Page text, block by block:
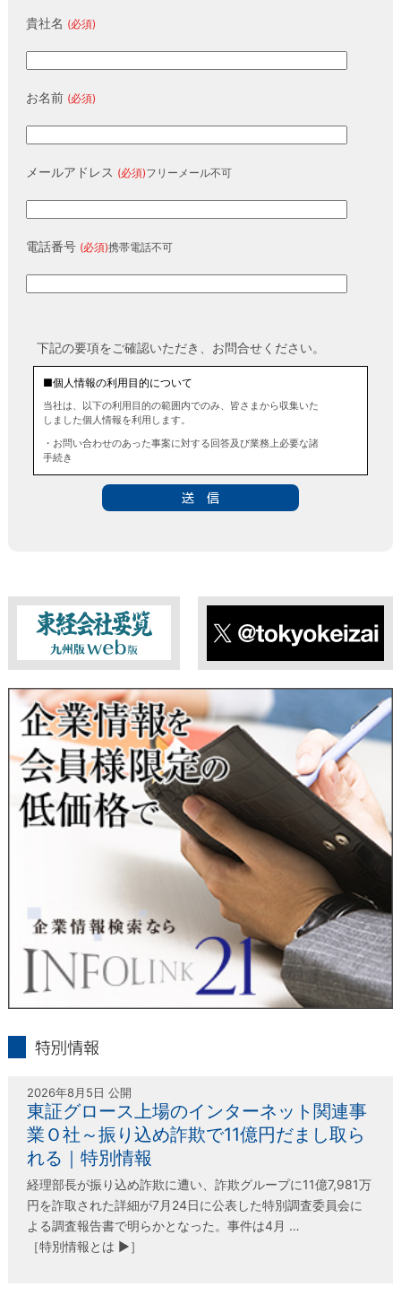
貴社名 (必須)
お名前 (必須)
メールアドレス (必須)フリーメール不可
電話番号 (必須)携帯電話不可
下記の要項をご確認いただき、お問合せください。
■個人情報の利用目的について
当社は、以下の利用目的の範囲内でのみ、皆さまから収集いた
しました個人情報を利用します。
・お問い合わせのあった事案に対する回答及び業務上必要な諸
手続き
■個人情報の第三者提供について
■ 個人情報提供の任意性及び留意点
個人情報のご提供は任意ですが、必要な個人情報をご提供いた
だけなかった場合は、上記利用目的を達成できない場合があり
ますのでご了承ください。
当社は、本人が自己の個人情報について、通知・開示・訂正・
追加・削除・利用停止・提供停止の希望がございましたら、本
人または代理人の請求応じて、個人データの通知・開示・訂
正・追加・削除・利用停止・提供停止の請求に応じます。
受付方法は、本人確認資料（運転免許証、パスポート何れかの
コピー）、「個人情報取扱申請書」「委任状」（代理人による
申請の場合のみ必要となります）を当社宛にお送り下さい。
＜個人情報保護に関するお問合せ・相談窓口＞
〒802-0004 北九州市小倉北区鍛冶町2丁目5-11（第一東経ビ
フリーダイヤル 0120-55-9986
受付時間 平日9：00～17：00
東経会社要覧web版 X
2026年8月5日 公開
東証グロース上場のインターネット関連事
業Ｏ社～振り込め詐欺で11億円だまし取ら
れる｜特別情報
経理部長が振り込め詐欺に遭い、詐欺グループに11億7,981万
円を詐取された詳細が7月24日に公表した特別調査委員会に
よる調査報告書で明らかとなった。事件は4月 …
［特別情報とは ▶］